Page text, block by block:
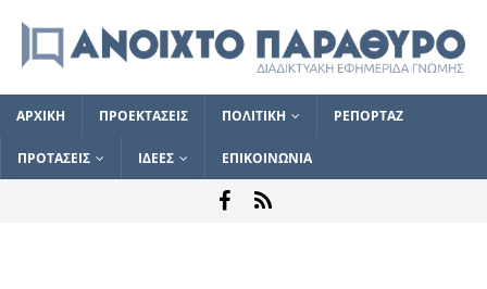
ΑΡΧΙΚΗ ΠΡΟΕΚΤΑΣΕΙΣ ΠΟΛΙΤΙΚΗ ΡΕΠΟΡΤΑΖ
ΠΡΟΤΑΣΕΙΣ ΙΔΕΕΣ ΕΠΙΚΟΙΝΩΝΙΑ